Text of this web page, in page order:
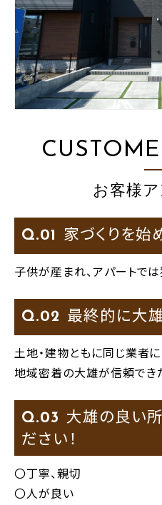
お客様ア
Q. 家づくりを始
子供が産まれ、アパートでは
Q. 最終的に大
土地・建物ともに同じ業者に
地域密着の大雄が信頼でき
Q.
大雄の良い
ださい！
〇丁寧、親切
〇人が良い